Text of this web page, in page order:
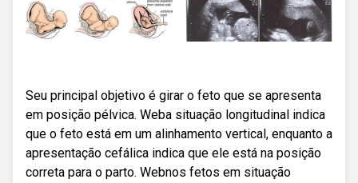
Seu principal objetivo é girar o feto que se apresenta
em posição pélvica. Weba situação longitudinal indica
que o feto está em um alinhamento vertical, enquanto a
apresentação cefálica indica que ele está na posição
correta para o parto. Webnos fetos em situação